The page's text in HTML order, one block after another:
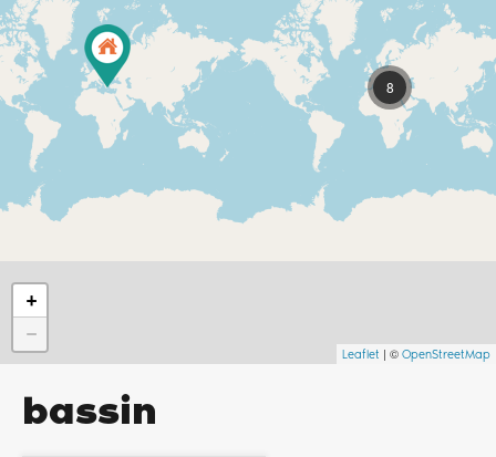
8
+
−
Leaflet | © OpenStreetMap
bassin